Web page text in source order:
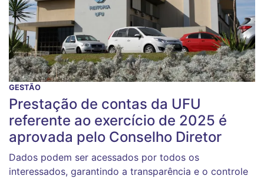
GESTÃO
Prestação de contas da UFU
referente ao exercício de 2025 é
aprovada pelo Conselho Diretor
Dados podem ser acessados por todos os
interessados, garantindo a transparência e o controle